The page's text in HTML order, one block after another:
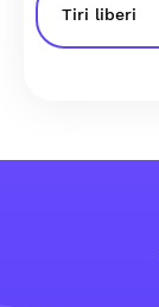
Tiri liberi